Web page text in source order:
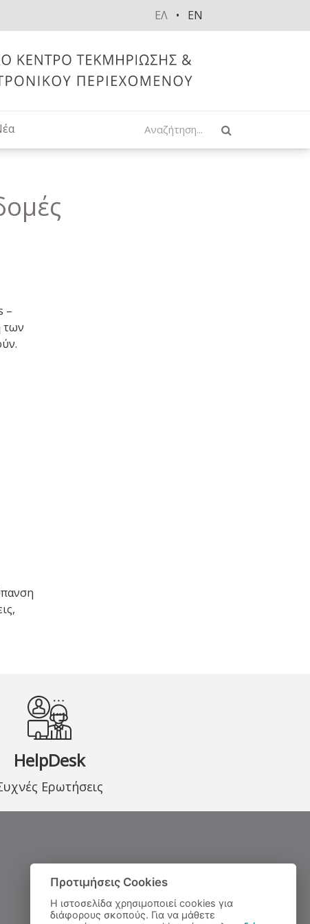
ΕΛ EN
–
των
HelpDesk
Ερωτήσεις
Προτιμήσεις Cookies
Η ιστοσελίδα χρησιμοποιεί cookies για
διάφορους σκοπούς. Για να μάθετε